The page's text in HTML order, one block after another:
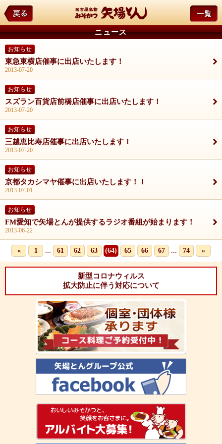
ニュース
お知らせ
東急東横店催事に出店いたします！
2013-07-20
お知らせ
スズラン百貨店前橋店催事に出店いたします！
2013-07-20
お知らせ
三越恵比寿店催事に出店いたします！
2013-07-20
お知らせ
京都タカシマヤ催事に出店いたします！！
2013-07-01
お知らせ
FM愛知で矢場とんが提供するラジオ番組が始まります！
2013-06-22
« 1 ... 61 62 63 (64) 65 66 67 ... 74 »
新型コロナウィルス
拡大防止に伴う対応について